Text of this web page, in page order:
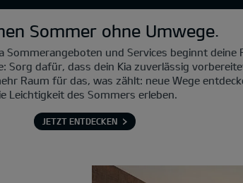
Sommer ohne Umwege.
und Services beginnt deine
Sorg dafür, dass dein Kia zuverlässig
Raum für das, was zählt: neue Wege
Leichtigkeit des Sommers erleben.
JETZT ENTDECKEN